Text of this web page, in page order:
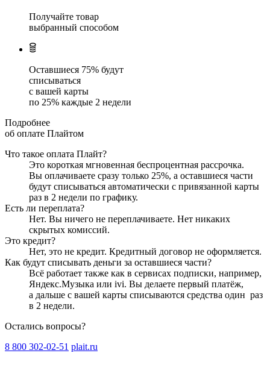
Получайте товар
выбранный способом
Оставшиеся 75% будут
списываться
с вашей карты
по 25% каждые 2 недели
Подробнее
об оплате Плайтом
Что такое оплата Плайт?
Это короткая мгновенная беспроцентная рассрочка.
Вы оплачиваете сразу только 25%, а оставшиеся части
будут списываться автоматически с привязанной карты
раз в 2 недели по графику.
Есть ли переплата?
Нет. Вы ничего не переплачиваете. Нет никаких
скрытых комиссий.
Это кредит?
Нет, это не кредит. Кредитный договор не оформляется.
Как будут списывать деньги за оставшиеся части?
Всё работает также как в сервисах подписки, например,
Яндекс.Музыка или ivi. Вы делаете первый платёж,
а дальше с вашей карты списываются средства один раз
в 2 недели.
Остались вопросы?
8 800 302-02-51 plait.ru